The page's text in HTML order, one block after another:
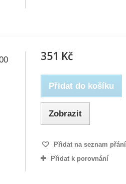
351 Kč
Přidat do košíku
Zobrazit
Přidat na seznam přání
Přidat k porovnání